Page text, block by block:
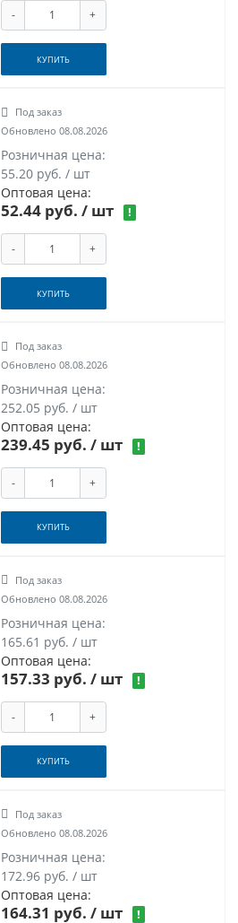
- +
КУПИТЬ
Под заказ
Обновлено 08.08.2026
Розничная цена:
55.20 руб. / шт
Оптовая цена:
52.44 руб./ шт !
- +
КУПИТЬ
Под заказ
Обновлено 08.08.2026
Розничная цена:
252.05 руб. / шт
Оптовая цена:
239.45 руб./ шт !
- +
КУПИТЬ
Под заказ
Обновлено 08.08.2026
Розничная цена:
165.61 руб. / шт
Оптовая цена:
157.33 руб./ шт !
- +
КУПИТЬ
Под заказ
Обновлено 08.08.2026
Розничная цена:
172.96 руб. / шт
Оптовая цена:
164.31 руб./ шт !